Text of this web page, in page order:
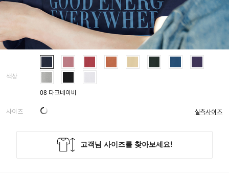
색상
08 다크네이비
사이즈 실측사이즈